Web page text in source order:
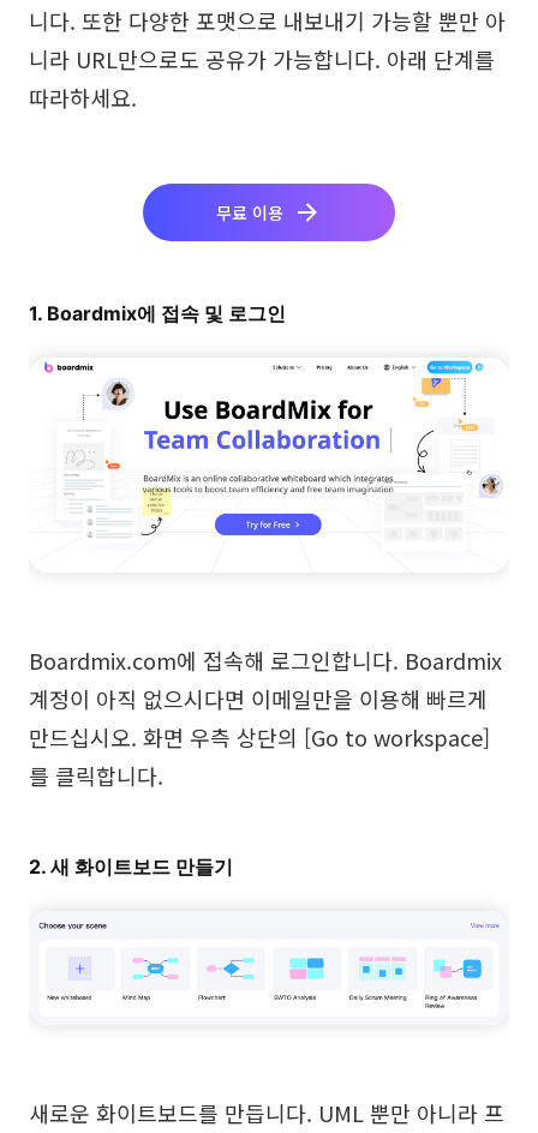
니다. 또한 다양한 포맷으로 내보내기 가능할 뿐만 아
니라 URL만으로도 공유가 가능합니다. 아래 단계를
따라하세요.
무료 이용
1. Boardmix에 접속 및 로그인
Boardmix.com에 접속해 로그인합니다. Boardmix
계정이 아직 없으시다면 이메일만을 이용해 빠르게
만드십시오. 화면 우측 상단의 [Go to workspace]
를 클릭합니다.
2. 새 화이트보드 만들기
새로운 화이트보드를 만듭니다. UML 뿐만 아니라 프